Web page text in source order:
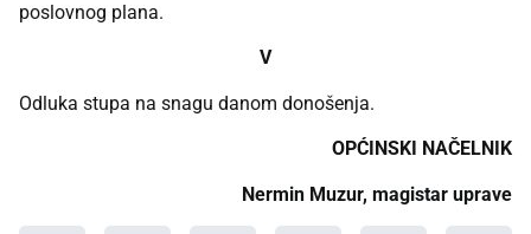
poslovnog plana.
V
Odluka stupa na snagu danom donošenja.
OPĆINSKI NAČELNIK
Nermin Muzur, magistar uprave